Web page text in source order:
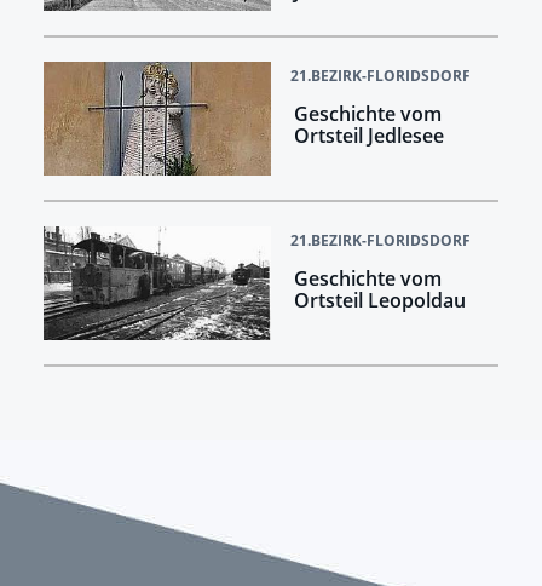
21.BEZIRK-FLORIDSDORF
Geschichte vom
Ortsteil Jedlesee
21.BEZIRK-FLORIDSDORF
Geschichte vom
Ortsteil Leopoldau